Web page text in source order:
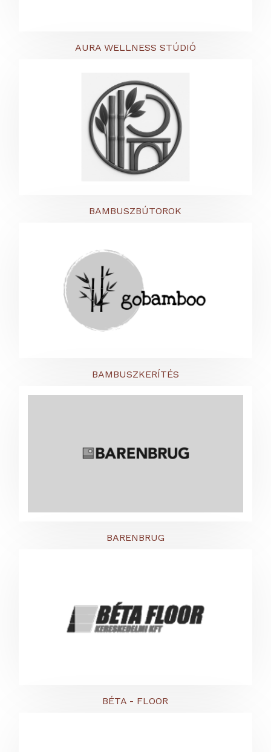
AURA WELLNESS STÚDIÓ
BAMBUSZBÚTOROK
BAMBUSZKERÍTÉS
BARENBRUG
BÉTA - FLOOR